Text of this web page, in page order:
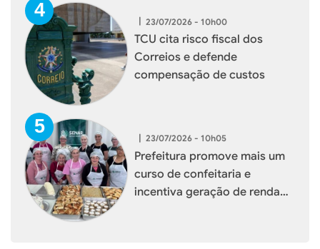
| 23/07/2026 - 10h00
TCU cita risco fiscal dos
Correios e defende
compensação de custos
| 23/07/2026 - 10h05
Prefeitura promove mais um
curso de confeitaria e
incentiva geração de renda